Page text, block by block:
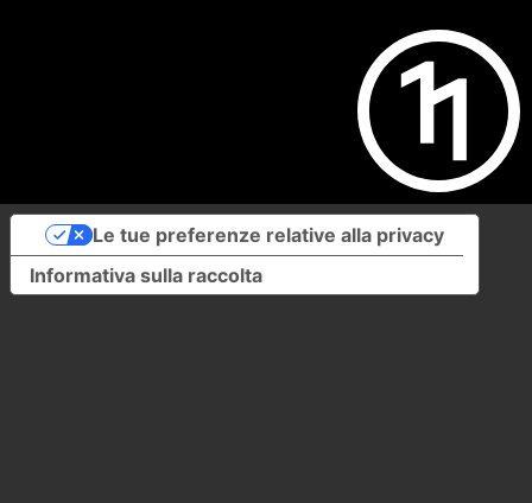
Informativa sulla raccolta
Le tue preferenze relative alla privacy